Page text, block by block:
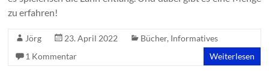
zu erfahren!
Jörg 23. April 2022 Bücher, Informatives
1 Kommentar
Weiterlesen